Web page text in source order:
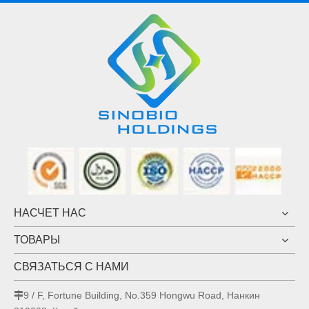
НАСЧЕТ НАС
ТОВАРЫ
СВЯЗАТЬСЯ С НАМИ
9 / F, Fortune Building, No.359 Hongwu Road, Нанкин